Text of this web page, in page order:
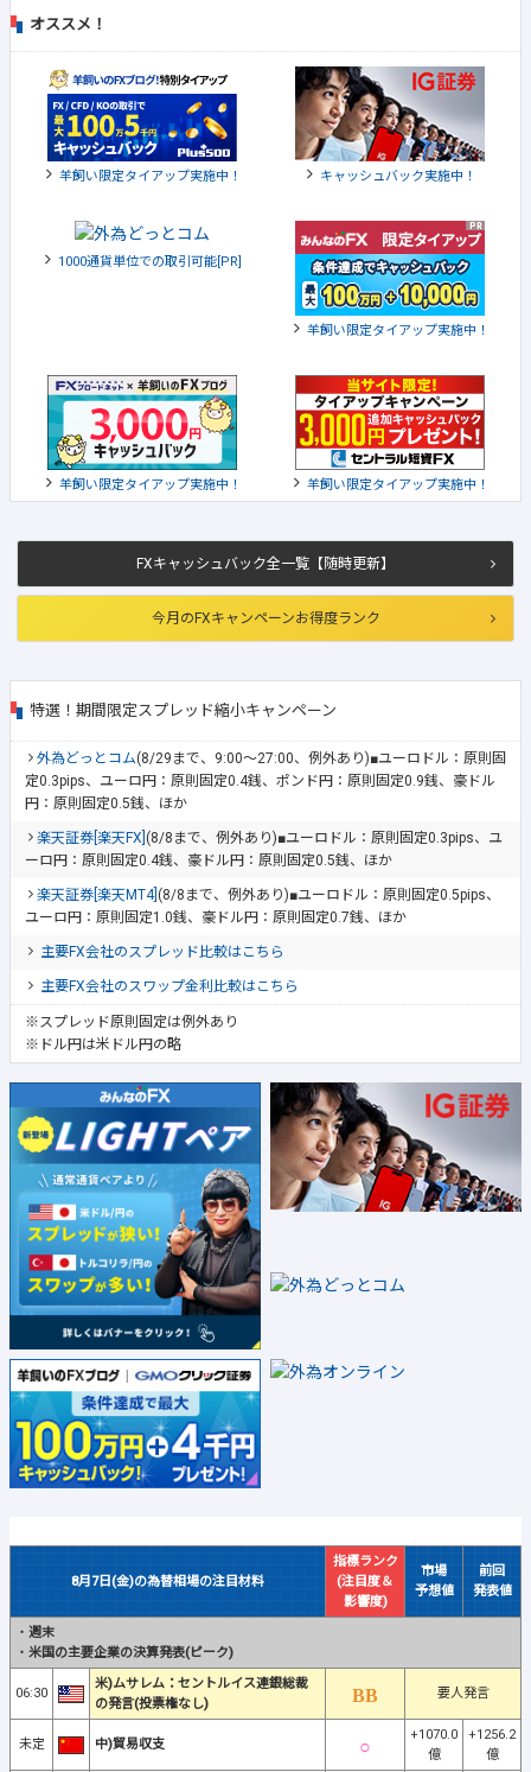
FXキャッシュバック全一覧【随時更新】
今月のFXキャンペーンお得度ランク
特選！期間限定スプレッド縮小キャンペーン
外為どっとコム(8/29まで、9:00～27:00、例外あり)■ユーロドル：原則固
定0.3pips、ユーロ円：原則固定0.4銭、ポンド円：原則固定0.9銭、豪ドル
円：原則固定0.5銭、ほか
楽天証券[楽天FX] (8/8まで、例外あり)■ユーロドル：原則固定0.3pips、ユ
ーロ円：原則固定0.4銭、豪ドル円：原則固定0.5銭、ほか
楽天証券[楽天MT4] (8/8まで、例外あり)■ユーロドル：原則固定0.5pips、
ユーロ円：原則固定1.0銭、豪ドル円：原則固定0.7銭、ほか
主要FX会社のスプレッド比較はこちら
主要FX会社のスワップ金利比較はこちら
※スプレッド原則固定は例外あり
※ドル円は米ドル円の略
8月7日(金)の為替相場の注目材料
指標ランク
(注目度＆
影響度)
市場
予想値
前回
発表値
・ 週末
・ 米国の主要企業の決算発表(ピーク)
06:30
米)ムサレム：セントルイス連銀総裁
の発言(投票権なし)
要人発言
未定 中)貿易収支
+1070.0
億
+1256.2
億
オススメ！
羊飼い限定タイアップ実施中！ キャッシュバック実施中！
1000通貨単位での取引可能[PR]
羊飼い限定タイアップ実施中！
羊飼い限定タイアップ実施中！ 羊飼い限定タイアップ実施中！